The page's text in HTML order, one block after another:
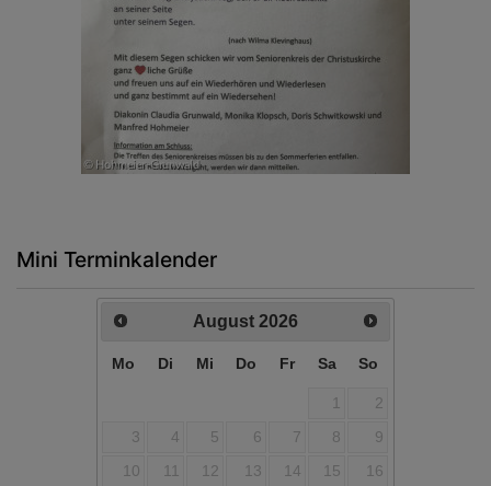
Mini Terminkalender
August 2026
Mo Di Mi Do Fr Sa So
1
2
3
4 5 6 7 8
9
10
11 12 13 14 15
16